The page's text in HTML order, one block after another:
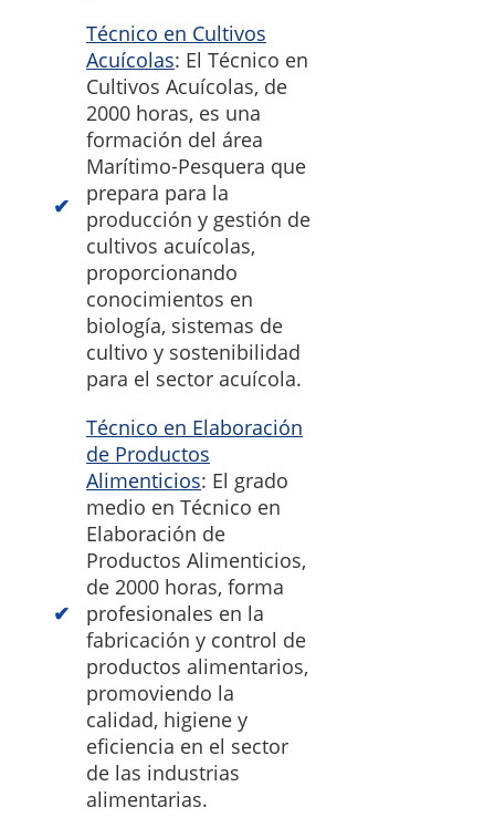
Técnico en Cultivos
Acuícolas: El Técnico en
Cultivos Acuícolas, de
2000 horas, es una
formación del área
Marítimo-Pesquera que
prepara para la
producción y gestión de
cultivos acuícolas,
proporcionando
conocimientos en
biología, sistemas de
cultivo y sostenibilidad
para el sector acuícola.
Técnico en Elaboración
de Productos
Alimenticios: El grado
medio en Técnico en
Elaboración de
Productos Alimenticios,
de 2000 horas, forma
profesionales en la
fabricación y control de
productos alimentarios,
promoviendo la
calidad, higiene y
eficiencia en el sector
de las industrias
alimentarias.